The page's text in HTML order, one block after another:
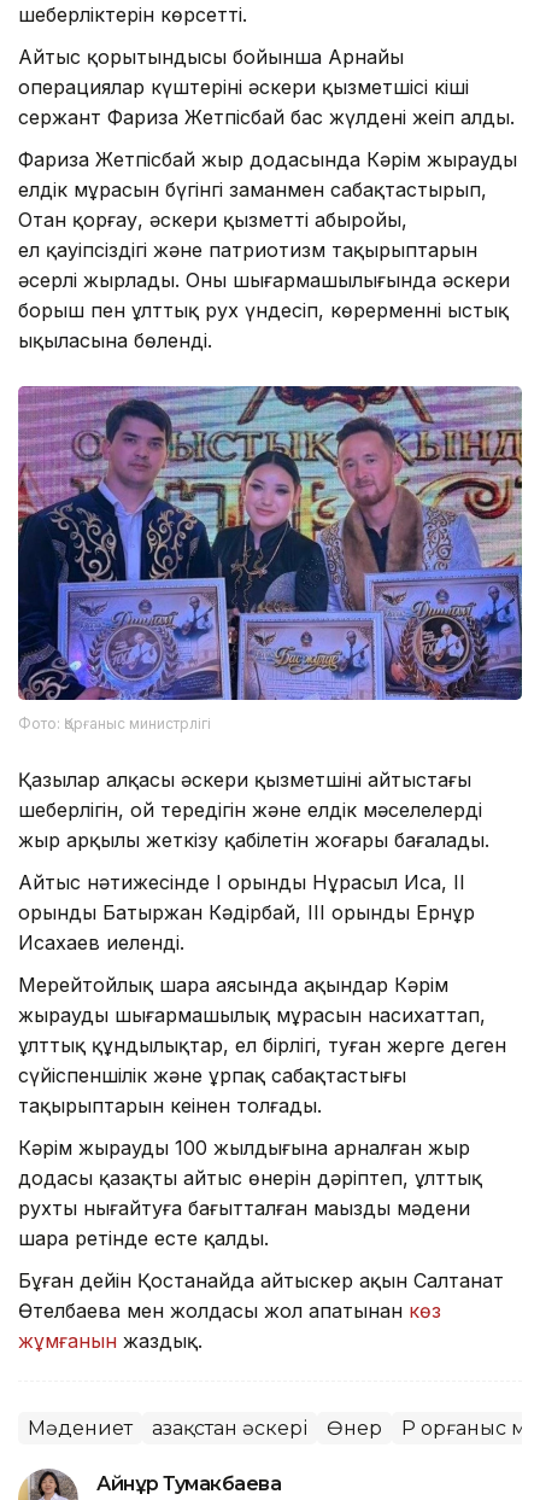
шеберліктерін көрсетті.
Айтыс қорытындысы бойынша Арнайы
операциялар күштерінің әскери қызметшісі кіші
сержант Фариза Жетпісбай бас жүлдені жеңіп алды.
Фариза Жетпісбай жыр додасында Кәрім жыраудың
елдік мұрасын бүгінгі заманмен сабақтастырып,
Отан қорғау, әскери қызметтің абыройы,
ел қауіпсіздігі және патриотизм тақырыптарын
әсерлі жырлады. Оның шығармашылығында әскери
борыш пен ұлттық рух үндесіп, көрерменнің ыстық
ықыласына бөленді.
Фото: Қорғаныс министрлігі
Қазылар алқасы әскери қызметшінің айтыстағы
шеберлігін, ой тереңдігін және елдік мәселелерді
жыр арқылы жеткізу қабілетін жоғары бағалады.
Айтыс нәтижесінде І орынды Нұрасыл Иса, ІІ
орынды Батыржан Кәдірбай, ІІІ орынды Ернұр
Исахаев иеленді.
Мерейтойлық шара аясында ақындар Кәрім
жыраудың шығармашылық мұрасын насихаттап,
ұлттық құндылықтар, ел бірлігі, туған жерге деген
сүйіспеншілік және ұрпақ сабақтастығы
тақырыптарын кеңінен толғады.
Кәрім жыраудың 100 жылдығына арналған жыр
додасы қазақтың айтыс өнерін дәріптеп, ұлттық
рухты нығайтуға бағытталған маңызды мәдени
шара ретінде есте қалды.
Бұған дейін Қостанайда айтыскер ақын Салтанат
Өтелбаева мен жолдасы жол апатынан көз
жұмғанын жаздық.
Мәдениет Қазақстан әскері Өнер ҚР Қорғаныс
Айнұр Тумакбаева